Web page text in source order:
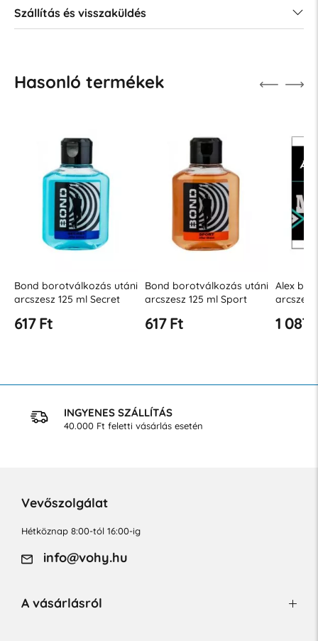
Szállítás és visszaküldés
Hasonló termékek
Bond borotválkozás utáni
arcszesz 125 ml Secret
617 Ft
Bond borotválkozás utáni
arcszesz 125 ml Sport
617 Ft
Alex
1 087
INGYENES SZÁLLÍTÁS
40.000 Ft feletti vásárlás esetén
Vevőszolgálat
Hétköznap 8:00-tól 16:00-ig
info@vohy.hu
A vásárlásról